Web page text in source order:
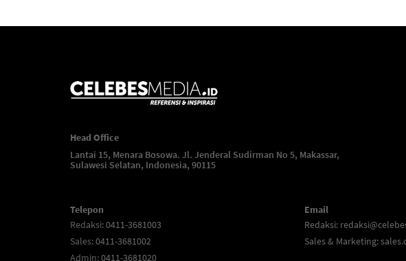
Head Office
Lantai 15, Menara Bosowa. Jl. Jenderal Sudirman No 5, Makassar,
Sulawesi Selatan, Indonesia, 90115
Telepon
Redaksi: 0411-3681003
Sales: 0411-3681002
Admin: 0411-3681020
Email
Redaksi:
Sales & Marketing: